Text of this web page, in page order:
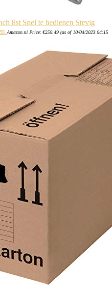
8st Snel te bedienen Stevig
Amazon.nl Price: €250.49 (as of 10/04/2023 04:15